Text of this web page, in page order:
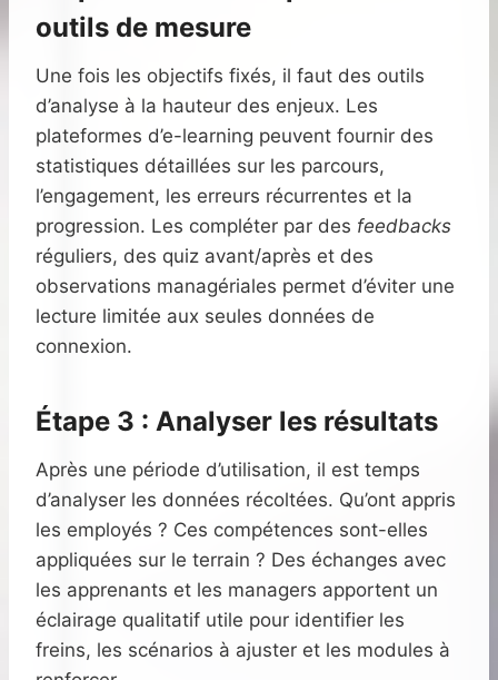
outils de mesure
Une fois les objectifs fixés, il faut des outils
d’analyse à la hauteur des enjeux. Les
plateformes d’e-learning peuvent fournir des
statistiques détaillées sur les parcours,
l’engagement, les erreurs récurrentes et la
progression. Les compléter par des feedbacks
réguliers, des quiz avant/après et des
observations managériales permet d’éviter une
lecture limitée aux seules données de
connexion.
Étape 3 : Analyser les résultats
Après une période d’utilisation, il est temps
d’analyser les données récoltées. Qu’ont appris
les employés ? Ces compétences sont-elles
appliquées sur le terrain ? Des échanges avec
les apprenants et les managers apportent un
éclairage qualitatif utile pour identifier les
freins, les scénarios à ajuster et les modules à